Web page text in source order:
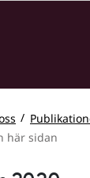
här sidan